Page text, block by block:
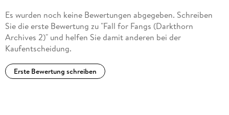
Es wurden noch keine Bewertungen abgegeben. Schreiben
Sie die erste Bewertung zu "Fall for Fangs (Darkthorn
Archives 2)" und helfen Sie damit anderen bei der
Kaufentscheidung.
Erste Bewertung schreiben